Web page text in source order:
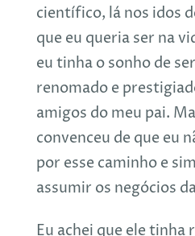
científico, lá nos idos
que eu queria ser na
eu tinha o sonho de
renomado e
amigos do meu pai.
convenceu de que eu
por esse caminho e
assumir os negócios
Eu achei que ele tinha